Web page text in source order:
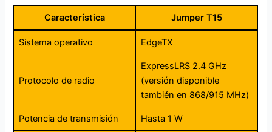
Característica Jumper T15
Sistema operativo EdgeTX
Protocolo de radio
ExpressLRS 2.4 GHz
(versión disponible
también en 868/915 MHz)
Potencia de transmisión Hasta 1 W